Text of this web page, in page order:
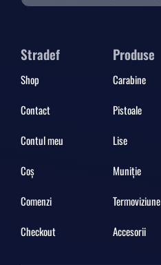
Stradef
Shop
Contact
Contul meu
Coș
Comenzi
Checkout
Produse
Carabine
Pistoale
Lise
Muniție
Termoviziune
Accesorii